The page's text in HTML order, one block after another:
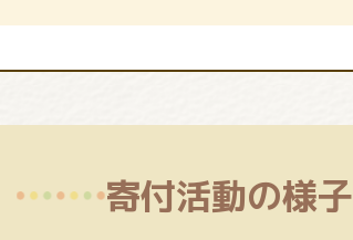
寄付活動の様子